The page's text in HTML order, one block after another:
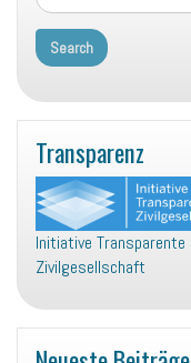
Transparenz
Initiative Transparente
Zivilgesellschaft